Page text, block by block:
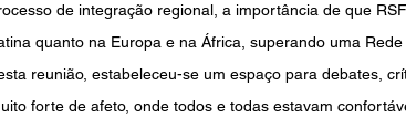
de integração regional, a importância de que
quanto na Europa e na África, superando uma
reunião, estabeleceu-se um espaço para debates,
forte de afeto, onde todos e todas estavam